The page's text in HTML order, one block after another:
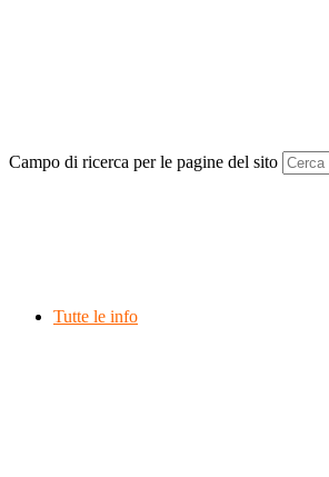
Campo di ricerca per le pagine del sito
Tutte le info